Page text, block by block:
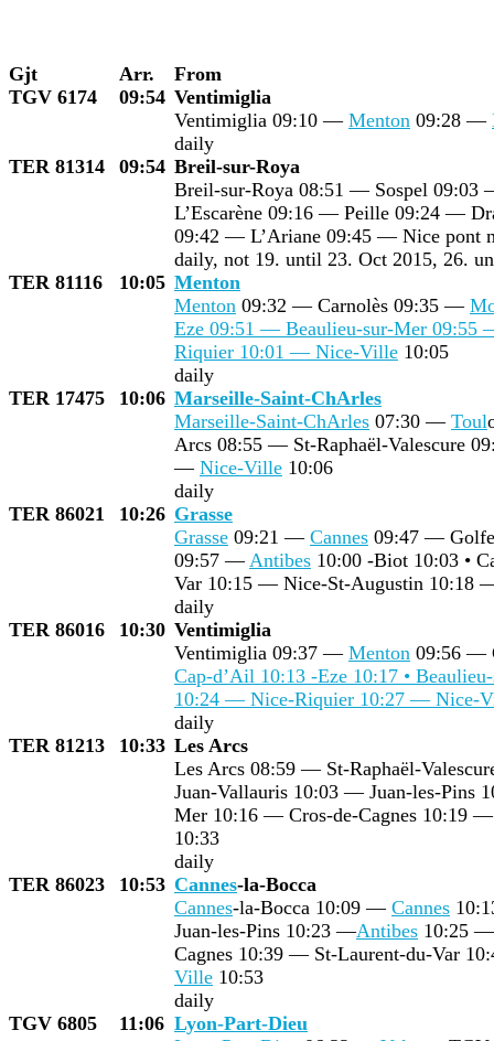
Gjt Arr.
From
TGV 6174
09:54 Ventimiglia
Ventimiglia 09:10 — Menton 09:28 —
daily
TER 81314
09:54 Breil-sur-Roya
Breil-sur-Roya 08:51 — Sospel 09:03
L’Escarène 09:16 — Peille 09:24 —
09:42 — L’Ariane 09:45 — Nice pont
daily, not 19. until 23. Oct 2015, 26.
TER 81116
10:05 Menton
Menton 09:32 — Carnolès 09:35 —
Eze 09:51 — Beaulieu-sur-Mer
Riquier 10:01 — Nice-Ville 10:05
daily
TER 17475
10:06 Marseille-Saint-ChArles
Marseille-Saint-ChArles 07:30 — Toul
Arcs 08:55 — St-Raphaël-Valescure
— Nice-Ville 10:06
daily
TER 86021
10:26 Grasse
Grasse 09:21 — Cannes 09:47 —
09:57 — Antibes 10:00 -Biot 10:03 •
Var 10:15 — Nice-St-Augustin 10:18
daily
TER 86016
10:30 Ventimiglia
Ventimiglia 09:37 — Menton 09:56 —
Cap-d’Ail 10:13 -Eze 10:17 •
10:24 — Nice-Riquier 10:27 — Nice-
daily
TER 81213
10:33 Les Arcs
Les Arcs 08:59 — St-Raphaël-
Juan-Vallauris 10:03 — Juan-les-Pins
Mer 10:16 — Cros-de-Cagnes 10:19
10:33
daily
TER 86023
10:53 Cannes-la-Bocca
Cannes-la-Bocca 10:09 — Cannes
Juan-les-Pins 10:23 —Antibes 10:25 —
Cagnes 10:39 — St-Laurent-du-Var
Ville 10:53
daily
TGV 6805
11:06 Lyon-Part-Dieu